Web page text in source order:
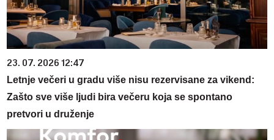
23. 07. 2026 12:47
Letnje večeri u gradu više nisu rezervisane za vikend:
Zašto sve više ljudi bira večeru koja se spontano
pretvori u druženje